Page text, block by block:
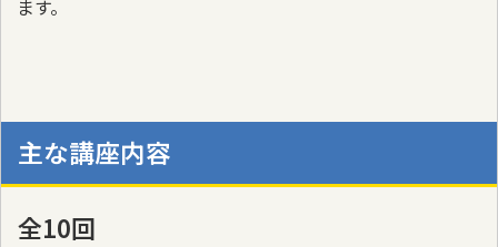
ます。
主な講座内容
全10回